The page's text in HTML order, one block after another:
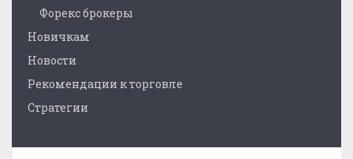
Форекс брокеры
Новичкам
Новости
Рекомендации к торговле
Стратегии